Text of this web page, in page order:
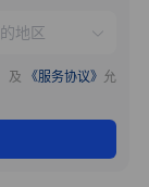
及 《服务协议》 允